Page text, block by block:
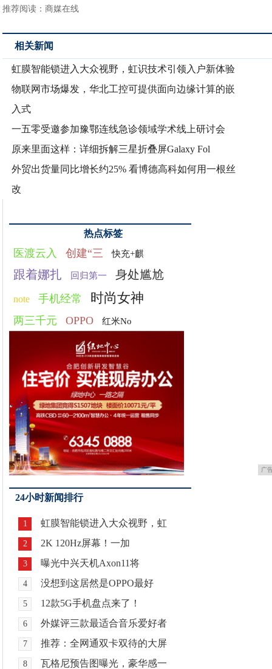
推荐阅读：商媒在线
相关新闻
虹膜智能锁进入大众视野，虹识技术引领入户新体验
物联网市场爆发，华北工控可提供面向边缘计算的嵌
入式
一五零受邀参加豫鄂连线急诊领域学术线上研讨会
原来里面这样：详细拆解三星折叠屏Galaxy Fol
外贸出货量同比增长约25% 看博德高科如何用一根丝
改
热点标签
医渡云入 创建“三 快充+麒
跟着娜扎 回归第一 身处尴尬
note 手机经常 时尚女神
两三千元 OPPO 红米No
广
24小时新闻排行
1 虹膜智能锁进入大众视野，虹
2 2K 120Hz屏幕！一加
3 曝光中兴天机Axon11将
4 没想到这居然是OPPO最好
5 12款5G手机盘点来了！
6 外媒评三款最适合音乐爱好者
7 推荐：全网通双卡双待的大屏
8 瓦格尼预告图曝光，豪华感一